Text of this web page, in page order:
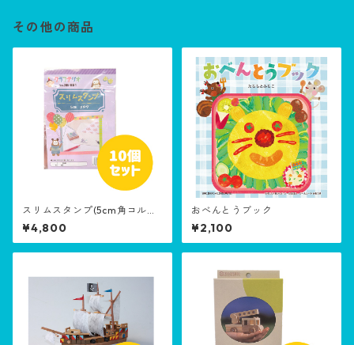
その他の商品
スリムスタンプ(5cm角コルク)
10個セット
¥4,800
おべんとうブック
¥2,100